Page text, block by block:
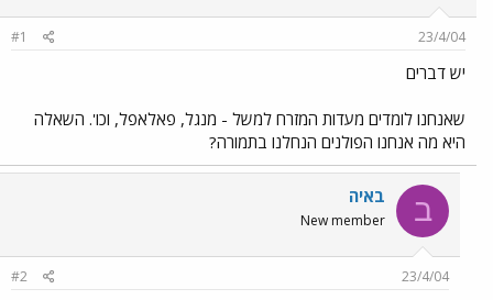
ש
א
23/4/04
#1
יש דברים
שאנחנו לומדים מעדות המזרח למשל - מנגל, פאלאפל, וכו'. השאלה
היא מה אנחנו הפולנים הנחלנו בתמורה?
ב באיה
New member
23/4/04
#2